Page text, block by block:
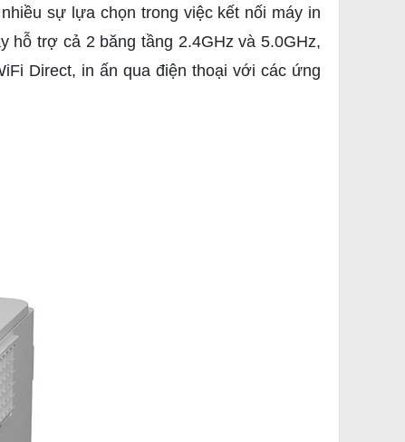
sự lựa chọn trong việc kết nối máy in
hỗ trợ cả 2 băng tầng 2.4GHz và 5.0GHz,
Direct, in ấn qua điện thoại với các ứng